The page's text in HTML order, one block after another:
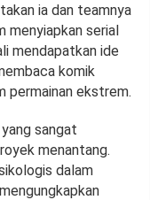
ia dan teamnya
menyiapkan serial
mendapatkan ide
komik
permainan ekstrem.
sangat
menantang.
dalam